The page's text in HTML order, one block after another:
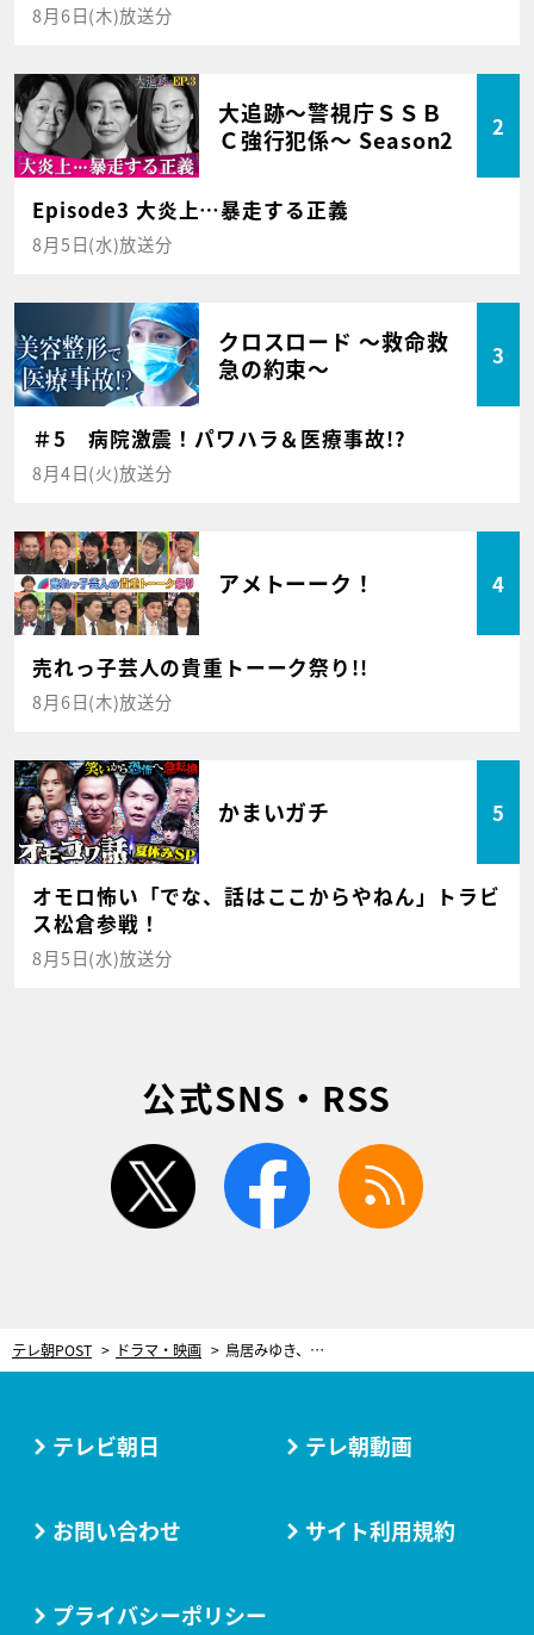
8月6日(木)放送分
大追跡～警視庁ＳＳＢ
Ｃ強行犯係～ Season2
2
Episode3 大炎上…暴走する正義
8月5日(水)放送分
クロスロード ～救命救
急の約束～
3
＃5 病院激震！パワハラ＆医療事故!?
8月4日(火)放送分
アメトーーク！ 4
売れっ子芸人の貴重トーーク祭り!!
8月6日(木)放送分
かまいガチ 5
オモロ怖い「でな、話はここからやねん」トラビ
ス松倉参戦！
8月5日(水)放送分
公式SNS・RSS
twitter facebook
テレ朝POST ドラマ・映画 鳥居みゆき、『家政夫のミタゾノ』に人気占い師で出演！三田園とキワモノ対決
テレビ朝日 テレ朝動画
お問い合わせ サイト利用規約
プライバシーポリシー